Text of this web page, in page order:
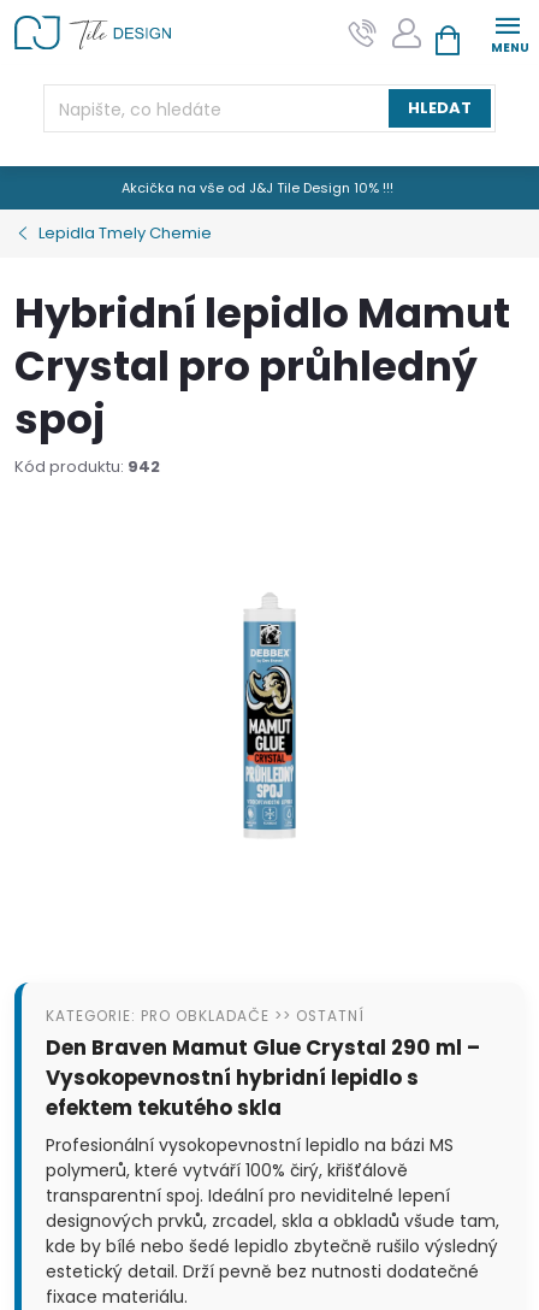
Přejít
na
HLEDAT
NÁKUPNÍ KOŠÍK
Akcička na vše od J&J Tile Design 10% !!!
Lepidla Tmely Chemie
Hybridní lepidlo Mamut
Crystal pro průhledný
spoj
Kód produktu: 942
KATEGORIE: PRO OBKLADAČE >> OSTATNÍ
Den Braven Mamut Glue Crystal 290 ml –
Vysokopevnostní hybridní lepidlo s
efektem tekutého skla
Profesionální vysokopevnostní lepidlo na bázi MS
polymerů, které vytváří 100% čirý, křišťálově
transparentní spoj. Ideální pro neviditelné lepení
designových prvků, zrcadel, skla a obkladů všude tam,
kde by bílé nebo šedé lepidlo zbytečně rušilo výsledný
estetický detail. Drží pevně bez nutnosti dodatečné
fixace materiálu.